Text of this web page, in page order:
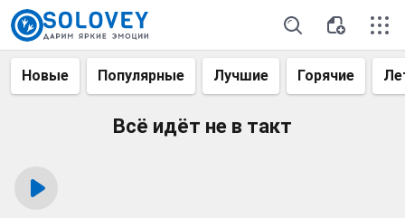
Новые Популярные Лучшие Горячие
Всё идёт не в такт